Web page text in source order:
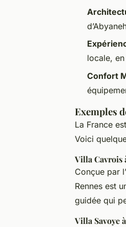
locale,
Confort
Exemples
La France
Voici
Villa Cavrois
Conçue par
Rennes est
guidée qui
Villa Savoye